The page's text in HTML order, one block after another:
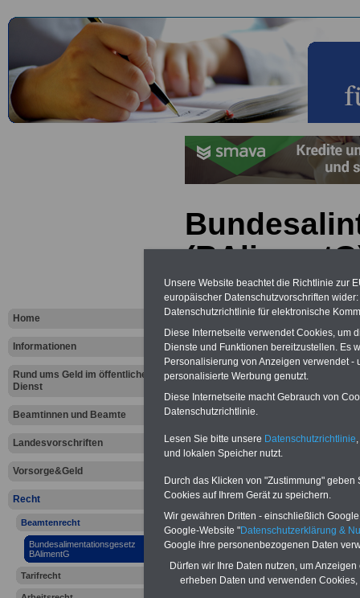
Home
Informationen
Rund ums Geld im öffentlichen
Dienst
Beamtinnen und Beamte
Landesvorschriften
Vorsorge&Geld
Recht
Beamtenrecht
Bundesalimentationsgesetz
BAlimentG
Tarifrecht
ACHTUNG:Neue Broschüre
und Ländern
Das
alle Beamtinnen und Beamten
amtsangemessener
Bundesbeamtenmind. 3.000
Beamtinnen & Beamte sowie
Versorgungsempfänger sowie
Neuregelung der
Besoldungstabellen ab
Unsere Website beachtet die Richtlinie zur
europäischer Datenschutzvorschriften
Datenschutzrichtlinie für elektronische
Diese Internetseite verwendet Cookies, um
Dienste und Funktionen bereitzustellen. Es
Personalisierung von Anzeigen verwendet
personalisierte Werbung genutzt.
Diese Internetseite macht Gebrauch von
Datenschutzrichtlinie.
Lesen Sie bitte unsere Datenschutzrichtlinie
und lokalen Speicher nutzt.
Durch das Klicken von "Zustimmung"
Cookies auf Ihrem Gerät zu speichern.
Wir gewähren Dritten - einschließlich
Google-Website "Datenschutzerklärung &
Google ihre personenbezogenen Daten
Dürfen wir Ihre Daten nutzen, um
erheben Daten und verwenden